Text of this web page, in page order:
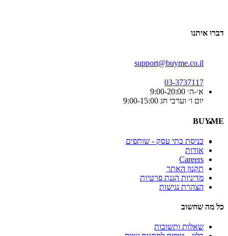
דברו איתנו
support@buyme.co.il
03-3737117
א׳-ה׳ 9:00-20:00
יום ו׳ וערבי חג 9:00-15:00
BUYME
כניסת בתי עסק - שותפים
אודות
Careers
תקנון האתר
מדיניות הגנת פרטיות
הצהרת נגישות
כל מה שחשוב
שאלות ותשובות